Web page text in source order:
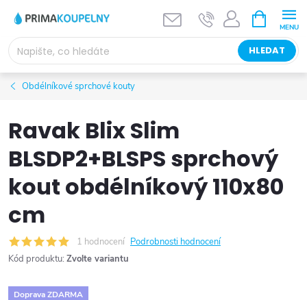
obsah
HLEDAT
NÁKUPNÍ
KOŠÍK
Obdélníkové sprchové kouty
Ravak Blix Slim
BLSDP2+BLSPS sprchový
kout obdélníkový 110x80
cm
1 hodnocení Podrobnosti hodnocení
Kód produktu: Zvolte variantu
Doprava ZDARMA